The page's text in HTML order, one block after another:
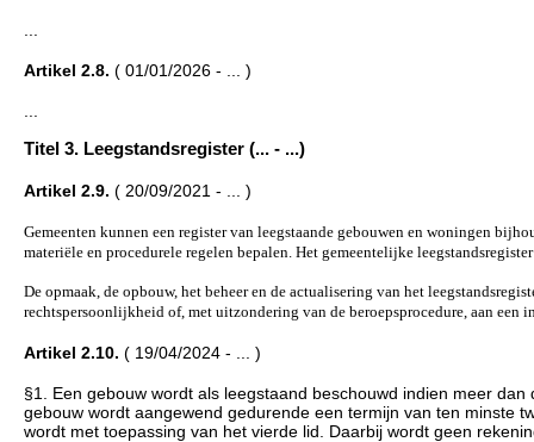
Artikel 2.8. ( 01/01/2026 - ... )
Titel 3. Leegstandsregister (... - ...)
Artikel 2.9. ( 20/09/2021 - ... )
Gemeenten kunnen een register van leegstaande gebouwen en woningen
materiële en procedurele regelen bepalen. Het gemeentelijke
De opmaak, de opbouw, het beheer en de actualisering van het
rechtspersoonlijkheid of, met uitzondering van de beroepsprocedure, aan
Artikel 2.10. ( 19/04/2024 - ... )
§1. Een gebouw wordt als leegstaand beschouwd indien meer
gebouw wordt aangewend gedurende een termijn van ten minste
wordt met toepassing van het vierde lid. Daarbij wordt geen